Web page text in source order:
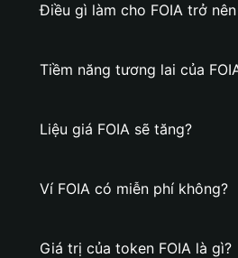
Điều gì làm cho FOIA trở
Tiềm năng tương lai của
Liệu giá FOIA sẽ tăng?
Ví FOIA có miễn phí không?
Giá trị của token FOIA là gì?